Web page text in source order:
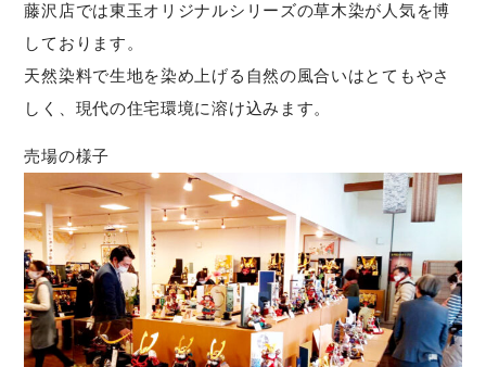
藤沢店では東玉オリジナルシリーズの草木染が人気を博
しております。
天然染料で生地を染め上げる自然の風合いはとてもやさ
しく、現代の住宅環境に溶け込みます。
売場の様子